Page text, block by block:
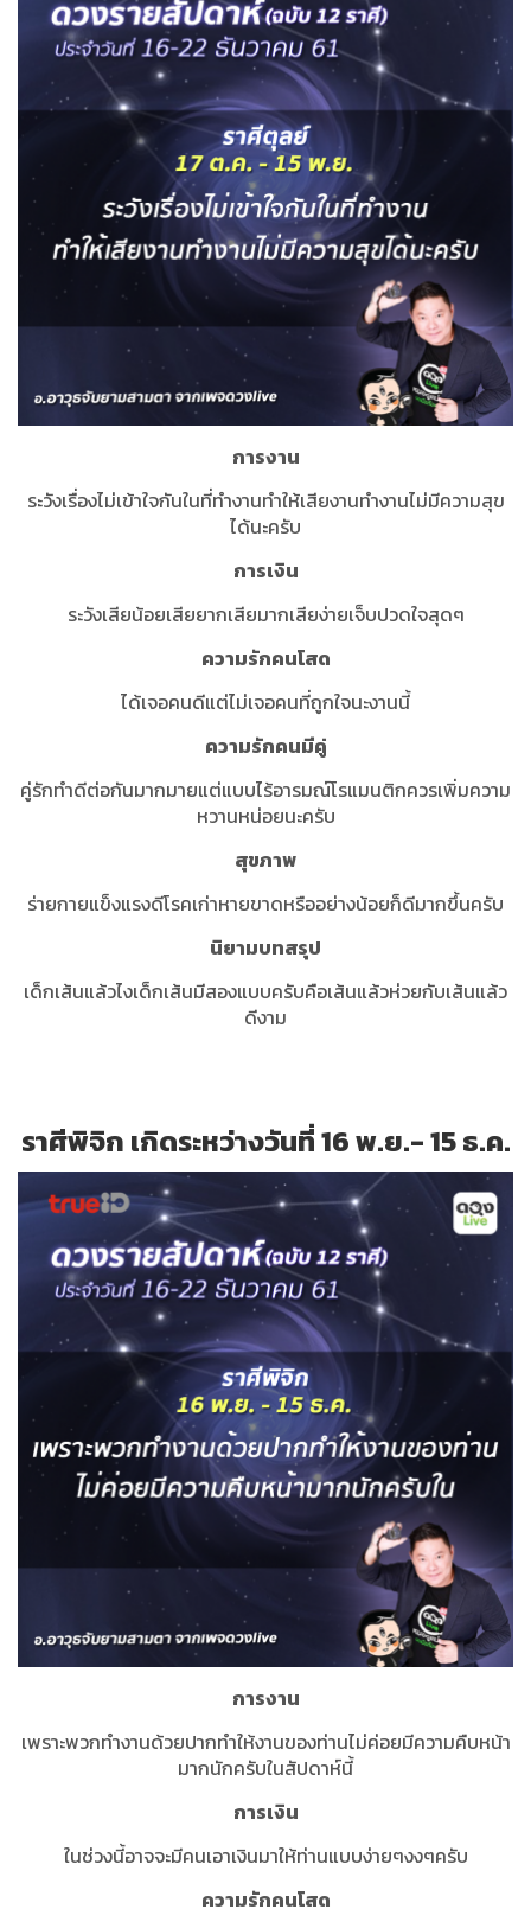
การงาน
ระวังเรื่องไม่เข้าใจกันในที่ทำงานทำให้เสียงานทำงานไม่มีความสุข
ได้นะครับ
การเงิน
ระวังเสียน้อยเสียยากเสียมากเสียง่ายเจ็บปวดใจสุดๆ
ความรักคนโสด
ได้เจอคนดีแต่ไม่เจอคนที่ถูกใจนะงานนี้
ความรักคนมีคู่
คู่รักทำดีต่อกันมากมายแต่แบบไร้อารมณ์โรแมนติกควรเพิ่มความ
หวานหน่อยนะครับ
สุขภาพ
ร่ายกายแข็งแรงดีโรคเก่าหายขาดหรืออย่างน้อยก็ดีมากขึ้นครับ
นิยามบทสรุป
เด็กเส้นแล้วไงเด็กเส้นมีสองแบบครับคือเส้นแล้วห่วยกับเส้นแล้ว
ดีงาม
ราศีพิจิก เกิดระหว่างวันที่ 16 พ.ย.- 15 ธ.ค.
การงาน
เพราะพวกทำงานด้วยปากทำให้งานของท่านไม่ค่อยมีความคืบหน้า
มากนักครับในสัปดาห์นี้
การเงิน
ในช่วงนี้อาจจะมีคนเอาเงินมาให้ท่านแบบง่ายๆงงๆครับ
ความรักคนโสด